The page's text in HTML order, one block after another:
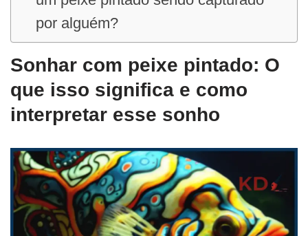
por alguém?
Sonhar com peixe pintado: O
que isso significa e como
interpretar esse sonho